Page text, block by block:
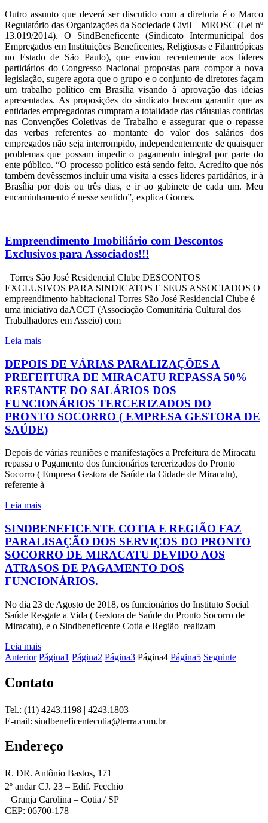
Outro assunto que deverá ser discutido com a diretoria é o Marco
Regulatório das Organizações da Sociedade Civil – MROSC (Lei nº
13.019/2014). O SindBeneficente (Sindicato Intermunicipal dos
Empregados em Instituições Beneficentes, Religiosas e Filantrópicas
no Estado de São Paulo), que enviou recentemente aos líderes
partidários do Congresso Nacional propostas para compor a nova
legislação, sugere agora que o grupo e o conjunto de diretores façam
um trabalho político em Brasília visando à aprovação das ideias
apresentadas. As proposições do sindicato buscam garantir que as
entidades empregadoras cumpram a totalidade das cláusulas contidas
nas Convenções Coletivas de Trabalho e assegurar que o repasse
das verbas referentes ao montante do valor dos salários dos
empregados não seja interrompido, independentemente de quaisquer
problemas que possam impedir o pagamento integral por parte do
ente público. “O processo político está sendo feito. Acredito que nós
também devêssemos incluir uma visita a esses líderes partidários, ir à
Brasília por dois ou três dias, e ir ao gabinete de cada um. Meu
encaminhamento é nesse sentido”, explica Gomes.
Empreendimento Imobiliário com Descontos
Exclusivos para Associados!!!
Torres São José Residencial Clube DESCONTOS
EXCLUSIVOS PARA SINDICATOS E SEUS ASSOCIADOS O
empreendimento habitacional Torres São José Residencial Clube é
uma iniciativa daACCT (Associação Comunitária Cultural dos
Trabalhadores em Asseio) com
Leia mais
DEPOIS DE VÁRIAS PARALIZAÇÕES A
PREFEITURA DE MIRACATU REPASSA 50%
RESTANTE DO SALÁRIOS DOS
FUNCIONÁRIOS TERCERIZADOS DO
PRONTO SOCORRO ( EMPRESA GESTORA DE
SAÚDE)
Depois de várias reuniões e manifestações a Prefeitura de Miracatu
repassa o Pagamento dos funcionários tercerizados do Pronto
Socorro ( Empresa Gestora de Saúde da Cidade de Miracatu),
referente à
Leia mais
SINDBENEFICENTE COTIA E REGIÃO FAZ
PARALISAÇÃO DOS SERVIÇOS DO PRONTO
SOCORRO DE MIRACATU DEVIDO AOS
ATRASOS DE PAGAMENTO DOS
FUNCIONÁRIOS.
No dia 23 de Agosto de 2018, os funcionários do Instituto Social
Saúde Resgate a Vida ( Gestora de Saúde do Pronto Socorro de
Miracatu), e o Sindbeneficente Cotia e Região realizam
Leia mais
Anterior Página1 Página2 Página3 Página4 Página5 Seguinte
Contato
Tel.: (11) 4243.1198 | 4243.1803
E-mail: sindbeneficentecotia@terra.com.br
Endereço
R. DR. Antônio Bastos, 171
2º andar CJ. 23 – Edif. Fecchio
Granja Carolina – Cotia / SP
CEP: 06700-178